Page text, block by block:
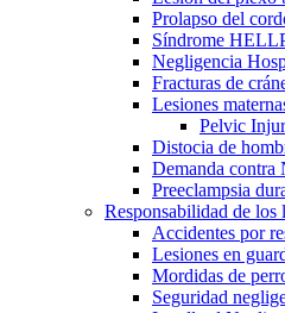
Prolapso del
Síndrome
Negligencia
Fracturas de
Lesiones
Pelvic
Distocia de
Demanda contra
Preeclampsia
Responsabilidad de los
Accidentes por
Lesiones en
Mordidas de
Seguridad